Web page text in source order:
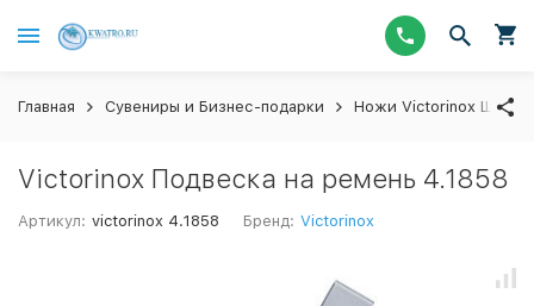
Главная Сувениры и Бизнес-подарки Ножи Victorinox
Victorinox Подвеска на ремень 4.1858
Артикул: victorinox 4.1858 Бренд: Victorinox